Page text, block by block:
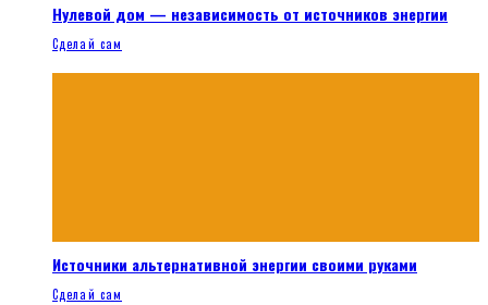
Нулевой дом — независимость от источников энергии
Сделай сам
Источники альтернативной энергии своими руками
Сделай сам